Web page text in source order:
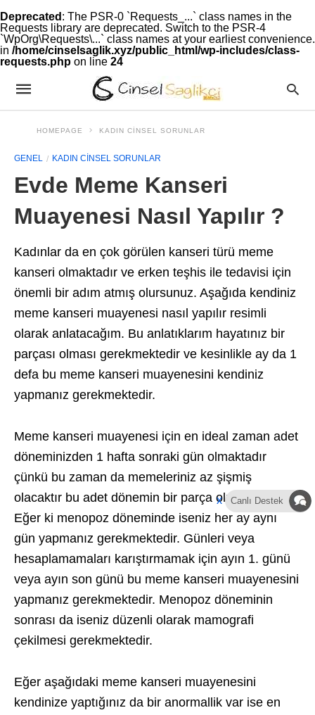
Deprecated : The PSR-0 `Requests_...` class names in the
Requests library are deprecated. Switch to the PSR-4
`WpOrg\Requests\...` class names at your earliest convenience.
in /home/cinselsaglik.xyz/public_html/wp-includes/class-
requests.php on line 24
xCanlı Destek
HOMEPAGE KADIN CINSEL SORUNLAR
GENEL KADIN CINSEL SORUNLAR
Evde Meme Kanseri
Muayenesi Nasıl Yapılır ?
Kadınlar da en çok görülen kanseri türü meme
kanseri olmaktadır ve erken teşhis ile tedavisi için
önemli bir adım atmış olursunuz. Aşağıda kendiniz
meme kanseri muayenesi nasıl yapılır resimli
olarak anlatacağım. Bu anlatıklarım hayatınız bir
parçası olması gerekmektedir ve kesinlikle ay da 1
defa bu meme kanseri muayenesini kendiniz
yapmanız gerekmektedir.
Meme kanseri muayenesi için en ideal zaman adet
döneminizden 1 hafta sonraki gün olmaktadır
çünkü bu zaman da memeleriniz az şişmiş
olacaktır bu adet dönemin bir parça olmaktadır.
Eğer ki menopoz döneminde iseniz her ay aynı
gün yapmanız gerekmektedir. Günleri veya
hesaplamamaları karıştırmamak için ayın 1. günü
veya ayın son günü bu meme kanseri muayenesini
yapmanız gerekmektedir. Menopoz döneminin
sonrası da iseniz düzenli olarak mamografi
çekilmesi gerekmektedir.
Eğer aşağıdaki meme kanseri muayenesini
kendinize yaptığınız da bir anormallik var ise en